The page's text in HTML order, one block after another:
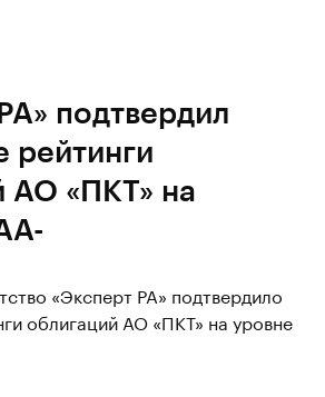
подтвердил
рейтинги
АО «ПКТ» на
«Эксперт РА» подтвердило
облигаций АО «ПКТ» на уровне